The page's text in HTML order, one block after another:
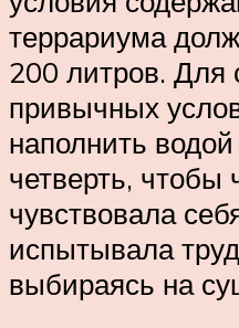
террариума
200 литров. Для
привычных
наполнить
четверть, чтобы
чувствовала
испытывала
выбираясь на